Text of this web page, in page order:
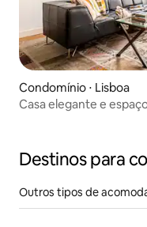
Condomínio ⋅ Lisboa
Casa elegante e
Destinos para
Outros tipos de